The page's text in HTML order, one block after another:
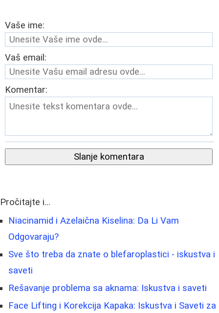
Vaše ime:
Vaš email:
Komentar:
Slanje komentara
Pročitajte i...
Niacinamid i Azelaična Kiselina: Da Li Vam
Odgovaraju?
Sve što treba da znate o blefaroplastici - iskustva i
saveti
Rešavanje problema sa aknama: Iskustva i saveti
Face Lifting i Korekcija Kapaka: Iskustva i Saveti za